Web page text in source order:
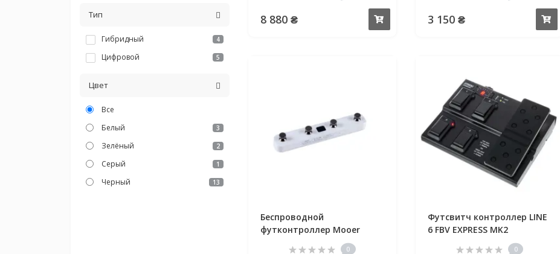
Тип
Гибридный 4
Цифровой 5
Цвет
Все
Белый
3
Зелёный 2
Серый 1
Черный 13
8 880 ₴ 3 150 ₴
Беспроводной
футконтроллер Mooer
GWF4 Wireless Footswitch
0
Футсвитч контроллер LINE
6 FBV EXPRESS MK2
0